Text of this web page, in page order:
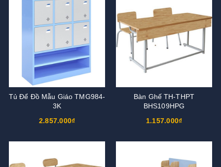
Tủ Để Đồ Mẫu Giáo TMG984-
3K
2.857.000₫
Bàn Ghế TH-THPT
BHS109HPG
1.157.000₫